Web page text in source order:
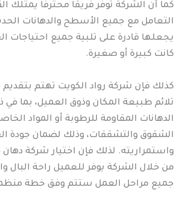
كما أن الشركة توفر فريقاً محترفاً يمتلك
التعامل مع جميع الأسطح والدهانات
يجعلها قادرة على تلبية جميع احتياجات
كانت كبيرة أو صغيرة.
كذلك فإن شركة رواد الكويت تهتم بتقديم
تلائم طبيعة المكان وذوق العميل، بما
الدهانات المقاومة للرطوبة أو المواد
الشقوق والتشققات، وذلك لضمان جودة
واستمراريته. لذلك فإن اختيار شركة
من خلال الشركة يوفر للعميل راحة البال
جميع مراحل العمل ستتم وفق خطة